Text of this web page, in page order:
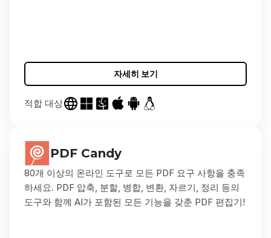
자세히 보기
적합 대상
PDF Candy
80개 이상의 온라인 도구로 모든 PDF 요구 사항을 충족
하세요. PDF 압축, 분할, 병합, 변환, 자르기, 정리 등의
도구와 함께 AI가 포함된 모든 기능을 갖춘 PDF 편집기!